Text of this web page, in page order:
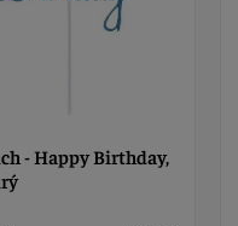
- Happy 40 zlatý